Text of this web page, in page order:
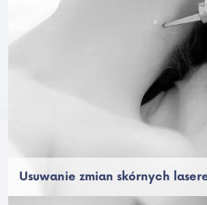
Usuwanie zmian skórnych